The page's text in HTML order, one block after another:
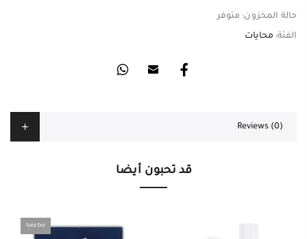
حالة المخزون: متوفر
الفئة: محايات
Reviews (0)
قد تحبون أيضا
Sold Out